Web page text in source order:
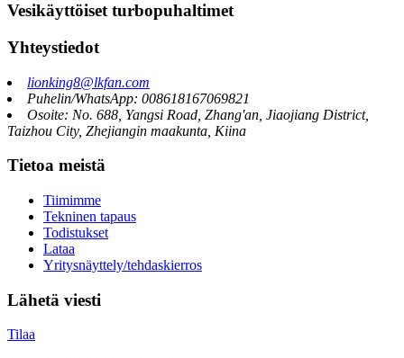
Vesikäyttöiset turbopuhaltimet
Yhteystiedot
lionking8@lkfan.com
Puhelin/WhatsApp: 008618167069821
Osoite: No. 688, Yangsi Road, Zhang'an, Jiaojiang District,
Taizhou City, Zhejiangin maakunta, Kiina
Tietoa meistä
Tiimimme
Tekninen tapaus
Todistukset
Lataa
Yritysnäyttely/tehdaskierros
Lähetä viesti
Tilaa